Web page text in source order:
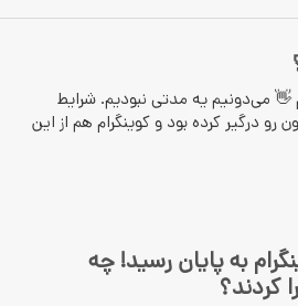
👋 می‌دونیم یه مدتی نبودیم. شرایط
درگیر کرده بود و کوینگرام هم از این
به پایان رسید! چه
کردند؟